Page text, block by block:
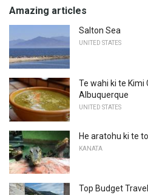
Amazing articles
Salton Sea
UNITED STATES
Te wahi ki te Kimi
Albuquerque
UNITED STATES
He aratohu ki te
KANATA
Top Budget